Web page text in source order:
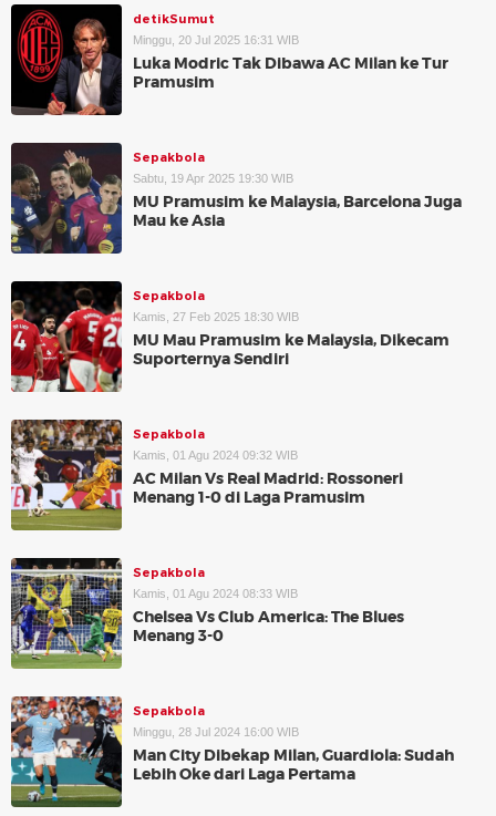
detikSumut
Minggu, 20 Jul 2025 16:31 WIB
Luka Modric Tak Dibawa AC Milan ke Tur
Pramusim
Sepakbola
Sabtu, 19 Apr 2025 19:30 WIB
MU Pramusim ke Malaysia, Barcelona Juga
Mau ke Asia
Sepakbola
Kamis, 27 Feb 2025 18:30 WIB
MU Mau Pramusim ke Malaysia, Dikecam
Suporternya Sendiri
Sepakbola
Kamis, 01 Agu 2024 09:32 WIB
AC Milan Vs Real Madrid: Rossoneri
Menang 1-0 di Laga Pramusim
Sepakbola
Kamis, 01 Agu 2024 08:33 WIB
Chelsea Vs Club America: The Blues
Menang 3-0
Sepakbola
Minggu, 28 Jul 2024 16:00 WIB
Man City Dibekap Milan, Guardiola: Sudah
Lebih Oke dari Laga Pertama